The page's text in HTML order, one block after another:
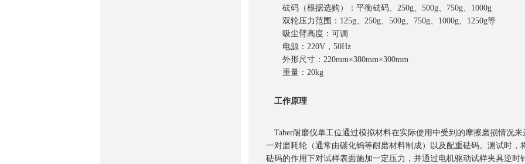
砝码（根据选购）： 平衡砝码、250g、500g、750g、1000g
双轮压力范围： 125g、250g、500g、750g、1000g、1250g等
吸尘臂高度：可调
电源： 220V，50Hz
外形尺寸： 220mm×380mm×300mm
重量： 20kg
工作原理
Taber耐磨仪单工位通过模拟材料在实际使用中受到的摩擦磨损情况
一对磨耗轮（通常由碳化钨等耐磨材料制成）以及配重砝码。测试时
砝码的作用下对试样表面施加一定压力，并通过电机驱动试样夹具逆